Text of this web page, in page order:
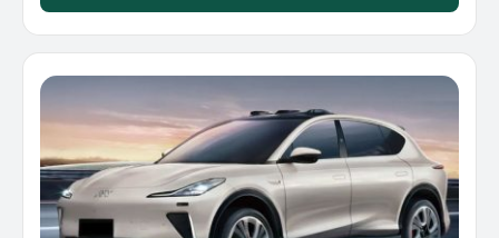
وارد
کنید
آی
موتورز
چیست؟
معرفی
برند
چینی